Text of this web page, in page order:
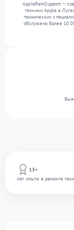
AppleRemSupport —
техники Apple в
технических
обслужено более 10
Ежемесячно в
выполняем ремонт
13+
лет опыта в ремонте